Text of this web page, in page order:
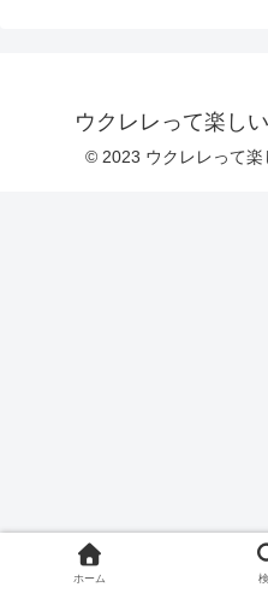
ウクレレって楽し
© 2023 ウクレレって楽
ホーム